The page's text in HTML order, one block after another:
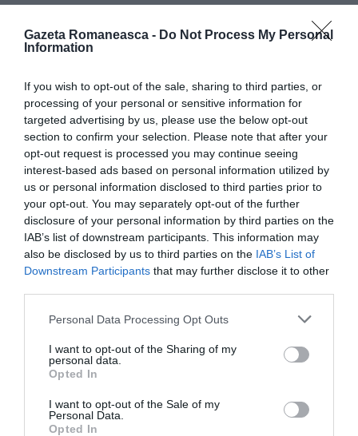
Gazeta Romaneasca - Do Not Process My Personal
Information
If you wish to opt-out of the sale, sharing to third parties, or
processing of your personal or sensitive information for
targeted advertising by us, please use the below opt-out
section to confirm your selection. Please note that after your
opt-out request is processed you may continue seeing
interest-based ads based on personal information utilized by
us or personal information disclosed to third parties prior to
your opt-out. You may separately opt-out of the further
disclosure of your personal information by third parties on the
IAB’s list of downstream participants. This information may
also be disclosed by us to third parties on the IAB’s List of
Downstream Participants that may further disclose it to other
Personal Data Processing Opt Outs
I want to opt-out of the Sharing of my
personal data.
Opted In
I want to opt-out of the Sale of my
Personal Data.
Opted In
CITEȘTE ȘI:
ce încerca să fure cupru
Hoți de cupru, 4 tone de cabluri furate, trei români
arestați la Messina
Foggia, român de 21 de ani, eletrocutat mortal la
furat cupru
Operațiunea ”Alta Tensione 2”, furt de cupru, fugari
Fură cupru, moare electrocutat în faţa fiului
Articolul anterior
Vrei un machiaj de vedetă? Învaţă să te
machiezi corect în 8 paşi!